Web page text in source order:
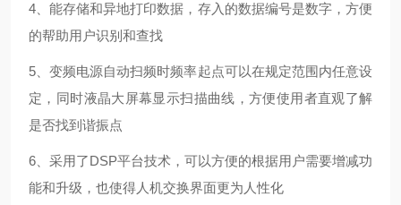
4、能存储和异地打印数据，存入的数据编号是数字，方便
的帮助用户识别和查找
5、变频电源自动扫频时频率起点可以在规定范围内任意设
定，同时液晶大屏幕显示扫描曲线，方便使用者直观了解
是否找到谐振点
6、采用了DSP平台技术，可以方便的根据用户需要增减功
能和升级，也使得人机交换界面更为人性化